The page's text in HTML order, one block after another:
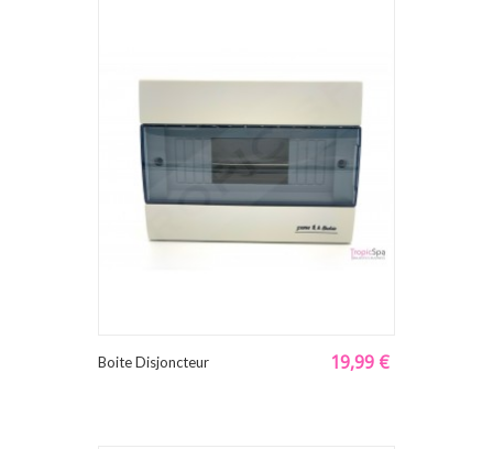
Boite Disjoncteur 19,99 €